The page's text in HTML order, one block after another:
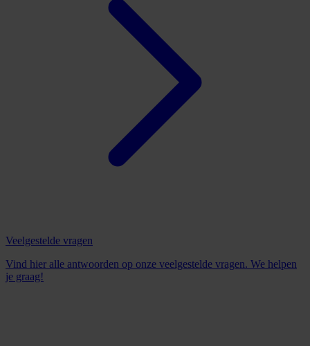
Veelgestelde vragen
Vind hier alle antwoorden op onze veelgestelde vragen. We helpen
je graag!